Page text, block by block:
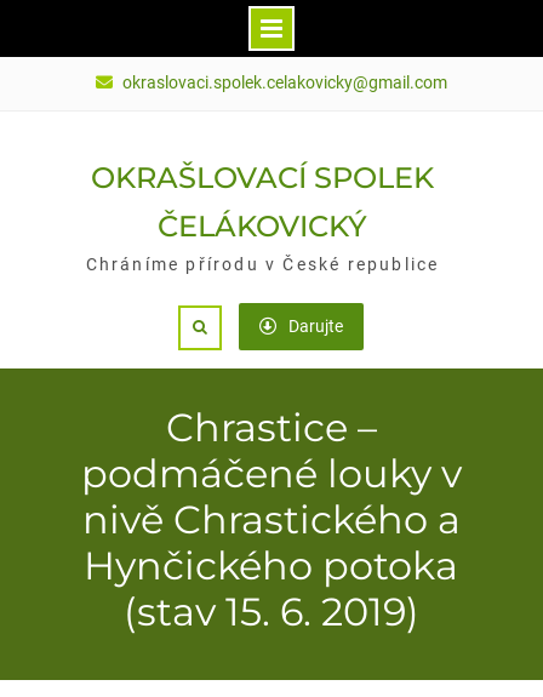
okraslovaci.spolek.celakovicky@gmail.com
OKRAŠLOVACÍ SPOLEK
ČELÁKOVICKÝ
Chráníme přírodu v České republice
Search Darujte
Chrastice –
podmáčené louky v
nivě Chrastického a
Hynčického potoka
(stav 15. 6. 2019)